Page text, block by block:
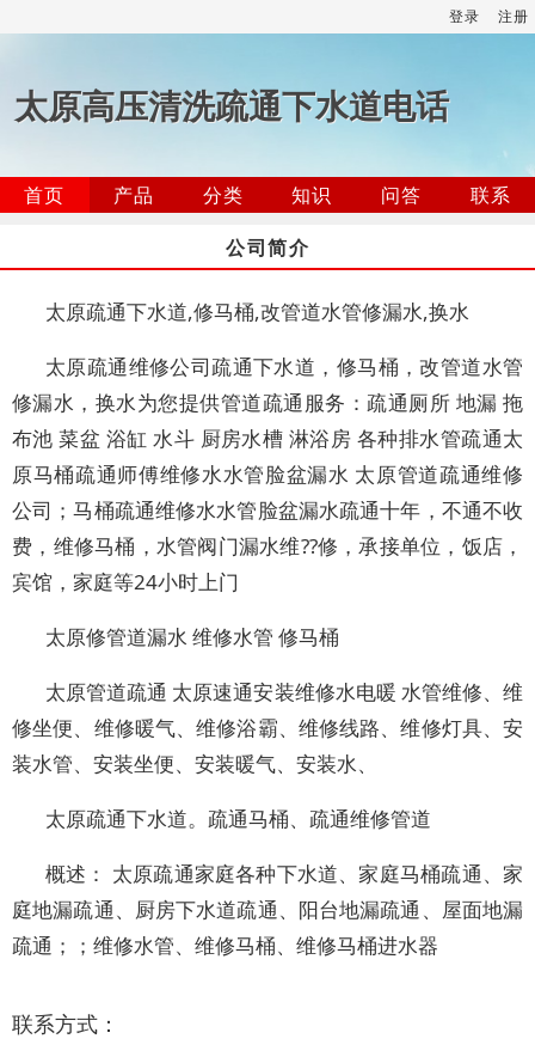
登录 注册
太原高压清洗疏通下水道电话
首页 产品 分类 知识 问答
联系
公司简介
太原疏通下水道,修马桶,改管道水管修漏水,换水
太原疏通维修公司疏通下水道，修马桶，改管道水管
修漏水，换水为您提供管道疏通服务：疏通厕所 地漏 拖
布池 菜盆 浴缸 水斗 厨房水槽 淋浴房 各种排水管疏通太
原马桶疏通师傅维修水水管脸盆漏水 太原管道疏通维修
公司；马桶疏通维修水水管脸盆漏水疏通十年，不通不收
费，维修马桶，水管阀门漏水维??修，承接单位，饭店，
宾馆，家庭等24小时上门
太原修管道漏水 维修水管 修马桶
太原管道疏通 太原速通安装维修水电暖 水管维修、维
修坐便、维修暖气、维修浴霸、维修线路、维修灯具、安
装水管、安装坐便、安装暖气、安装水、
太原疏通下水道。疏通马桶、疏通维修管道
概述： 太原疏通家庭各种下水道、家庭马桶疏通、家
庭地漏疏通、厨房下水道疏通、阳台地漏疏通、屋面地漏
疏通；；维修水管、维修马桶、维修马桶进水器
联系方式：